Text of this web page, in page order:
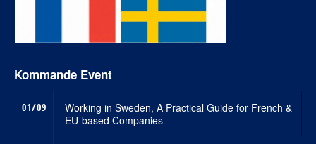
Kommande Event
01/09
Working in Sweden, A Practical Guide for French &
EU-based Companies